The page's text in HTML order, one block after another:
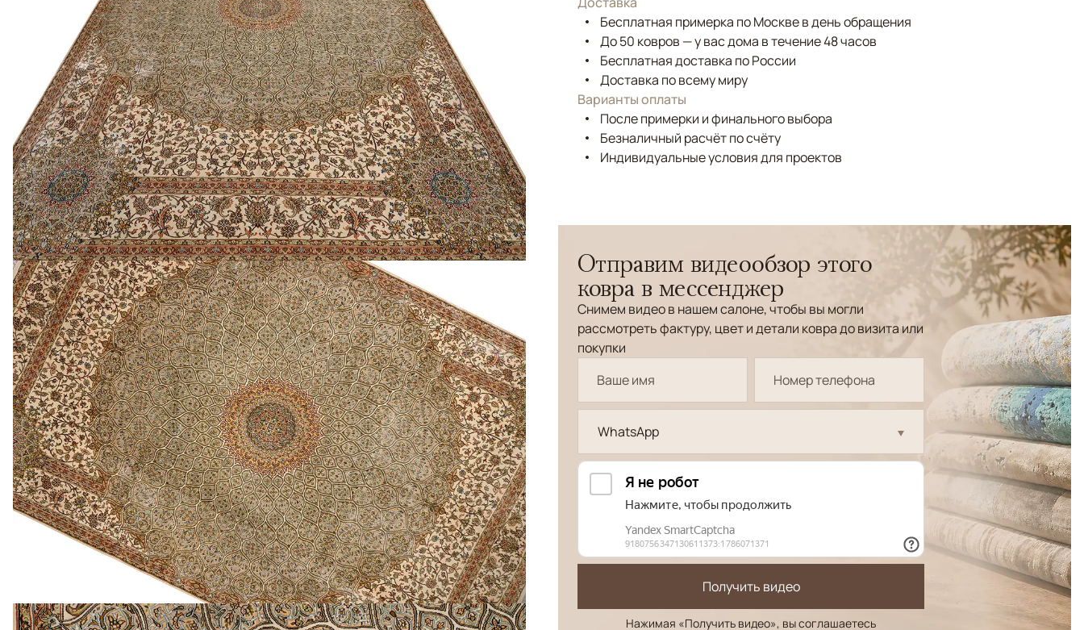
Бесплатная примерка по Москве в день обращения
До 50 ковров — у вас дома в течение 48 часов
Бесплатная доставка по России
Доставка по всему миру
Варианты оплаты
После примерки и финального выбора
Безналичный расчёт по счёту
Индивидуальные условия для проектов
Отправим видеообзор этого
ковра в мессенджер
Снимем видео в нашем салоне, чтобы вы могли
рассмотреть фактуру, цвет и детали ковра до визита или
покупки
WhatsApp
Получить видео
Нажимая «Получить видео», вы соглашаетесь